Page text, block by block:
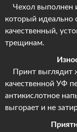
Чехол выполнен
который идеально
качественный,
трещинам.
Принт выглядит
качественной УФ
антикислотное
выгорает и не